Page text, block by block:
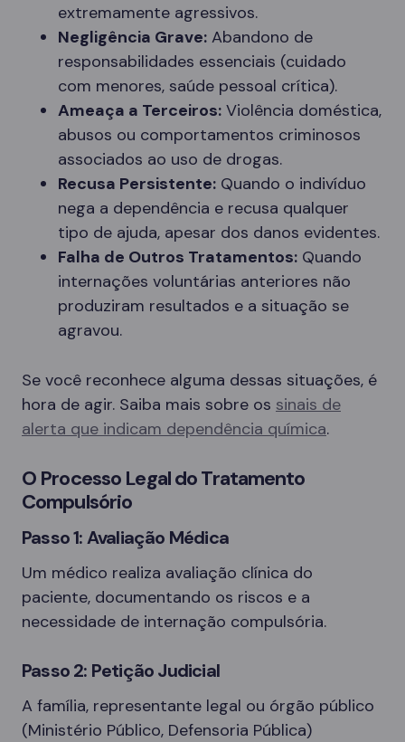
extremamente agressivos.
Negligência Grave: Abandono de
responsabilidades essenciais (cuidado
com menores, saúde pessoal crítica).
Ameaça a Terceiros: Violência doméstica,
abusos ou comportamentos criminosos
associados ao uso de drogas.
Recusa Persistente: Quando o indivíduo
nega a dependência e recusa qualquer
tipo de ajuda, apesar dos danos evidentes.
Falha de Outros Tratamentos: Quando
internações voluntárias anteriores não
produziram resultados e a situação se
agravou.
Se você reconhece alguma dessas situações, é
hora de agir. Saiba mais sobre os sinais de
alerta que indicam dependência química.
O Processo Legal do Tratamento
Compulsório
Passo 1: Avaliação Médica
Um médico realiza avaliação clínica do
paciente, documentando os riscos e a
necessidade de internação compulsória.
Passo 2: Petição Judicial
A família, representante legal ou órgão público
(Ministério Público, Defensoria Pública)